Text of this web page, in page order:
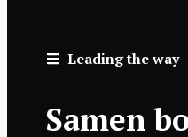
Leading the way
Samen